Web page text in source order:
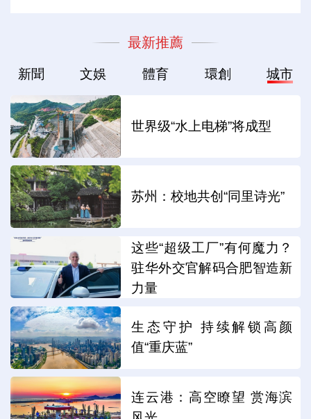
最新推薦
新聞 文娛 體育 環創 城市
世界级“水上电梯”将成型
苏州：校地共创“同里诗光”
这些“超级工厂”有何魔力？
驻华外交官解码合肥智造新
力量
生态守护 持续解锁高颜
值“重庆蓝”
连云港：高空瞭望 赏海滨